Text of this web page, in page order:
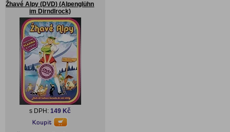
Žhavé Alpy (DVD) (Alpenglühn
im Dirndlrock)
s DPH: 149 Kč